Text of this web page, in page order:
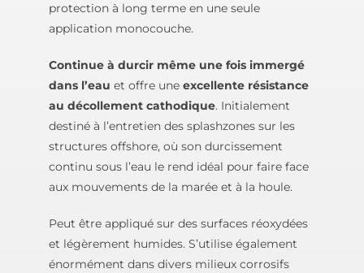
protection à long terme en une seule
application monocouche.
Continue à durcir même une fois immergé
dans l’eau et offre une excellente résistance
au décollement cathodique. Initialement
destiné à l’entretien des splashzones sur les
structures offshore, où son durcissement
continu sous l’eau le rend idéal pour faire face
aux mouvements de la marée et à la houle.
Peut être appliqué sur des surfaces réoxydées
et légèrement humides. S’utilise également
énormément dans divers milieux corrosifs